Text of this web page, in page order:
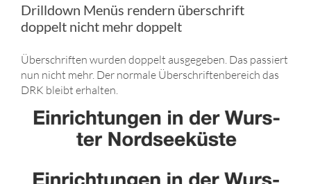
Drilldown Menüs rendern überschrift
doppelt nicht mehr doppelt
Überschriften wurden doppelt ausgegeben. Das passiert
nun nicht mehr. Der normale Überschriftenbereich das
DRK bleibt erhalten.